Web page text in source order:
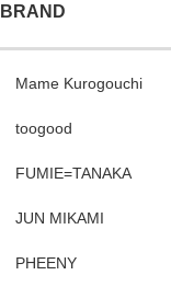
BRAND
Mame Kurogouchi
toogood
FUMIE=TANAKA
JUN MIKAMI
PHEENY